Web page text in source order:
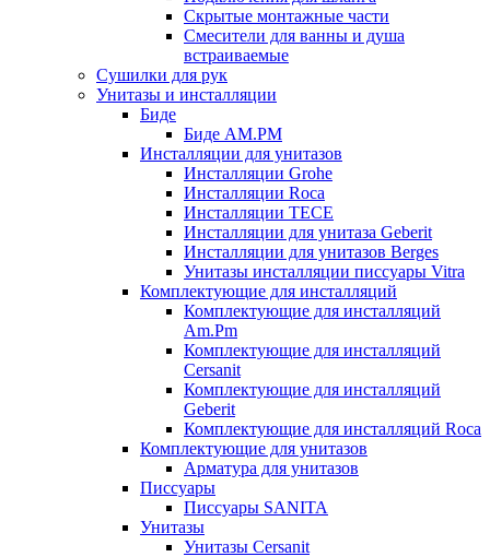
Скрытые монтажные части
Смесители для ванны и душа
встраиваемые
Сушилки для рук
Унитазы и инсталляции
Биде
Биде AM.PM
Инсталляции для унитазов
Инсталляции Grohe
Инсталляции Roca
Инсталляции TECE
Инсталляции для унитаза Geberit
Инсталляции для унитазов Berges
Унитазы инсталляции писсуары Vitra
Комплектующие для инсталляций
Комплектующие для инсталляций
Am.Pm
Комплектующие для инсталляций
Cersanit
Комплектующие для инсталляций
Geberit
Комплектующие для инсталляций Roca
Комплектующие для унитазов
Арматура для унитазов
Писсуары
Писсуары SANITA
Унитазы
Унитазы Cersanit